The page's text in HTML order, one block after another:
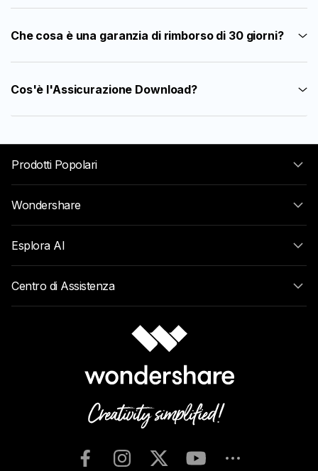
Che cosa è una garanzia di rimborso di 30 giorni?
Cos'è l'Assicurazione Download?
Prodotti Popolari
Wondershare
Esplora AI
Centro di Assistenza